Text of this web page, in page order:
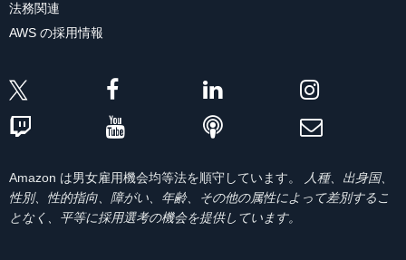
法務関連
AWS の採用情報
Amazon は男女雇用機会均等法を順守しています。
人種、出身国、
性別、性的指向、障がい、年齢、その他の属性によって差別するこ
となく、平等に採用選考の機会を提供しています。